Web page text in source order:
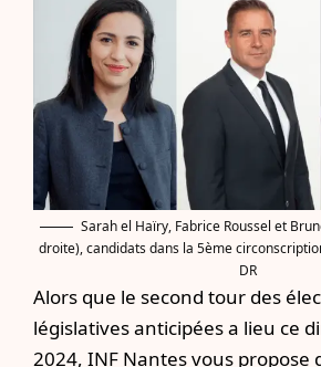
Sarah el Haïry, Fabrice Roussel et
droite), candidats dans la 5ème
DR
Alors que le second tour des
législatives anticipées a lieu ce
2024, INF Nantes vous propose